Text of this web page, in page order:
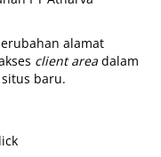
alamat
client area dalam
baru.